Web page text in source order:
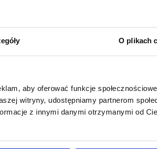
O plikach
aby oferować funkcje
witryny, udostępniamy partnerom
z innymi danymi otrzymanymi od
mogą umawiać wizyty
klientów podczas